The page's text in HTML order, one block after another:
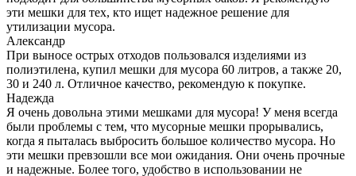
эти мешки для тех, кто ищет надежное решение для
утилизации мусора.
Александр
При выносе острых отходов пользовался изделиями из
полиэтилена, купил мешки для мусора 60 литров, а также 20,
30 и 240 л. Отличное качество, рекомендую к покупке.
Надежда
Я очень довольна этими мешками для мусора! У меня всегда
были проблемы с тем, что мусорные мешки прорывались,
когда я пыталась выбросить большое количество мусора. Но
эти мешки превзошли все мои ожидания. Они очень прочные
и надежные. Более того, удобство в использовании не